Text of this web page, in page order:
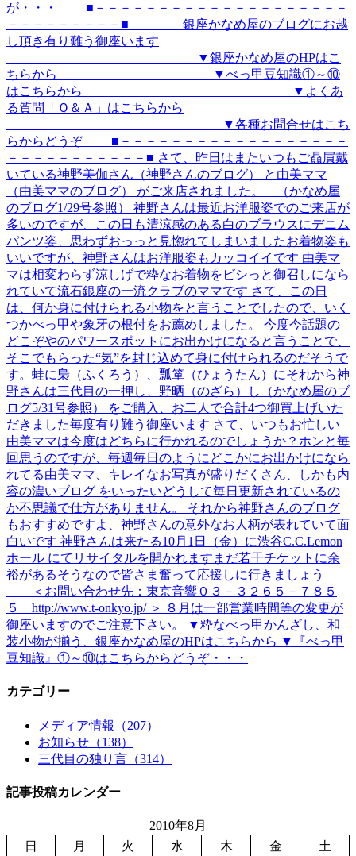
が・・・ ■－－－－－－－－－－－－－－－－－－－－
－－－－－－－－－■ 銀座かなめ屋のブログにお越
し頂き有り難う御座います
▼銀座かなめ屋のHPはこ
ちらから ▼べっ甲豆知識①～⑩
はこちらから ▼よくあ
る質問「Ｑ＆Ａ」はこちらから
▼各種お問合せはこち
らからどうぞ ■－－－－－－－－－－－－－－－－－－
－－－－－－－－－－－■ さて、昨日はまたいつもご贔屓戴
いている神野美伽さん（神野さんのブログ） と由美ママ
（由美ママのブログ） がご来店されました。 （かなめ屋
のブログ1/29号参照） 神野さんは最近お洋服姿でのご来店が
多いのですが、この日も清涼感のある白のブラウスにデニム
パンツ姿、思わずおっっと見惚れてしまいましたお着物姿も
いいですが、神野さんはお洋服姿もカッコイイです 由美マ
マは相変わらず涼しげで粋なお着物をビシっと御召しになら
れていて流石銀座の一流クラブのママです さて、この日
は、何か身に付けられる小物をと言うことでしたので、いく
つかべっ甲や象牙の根付をお薦めしました。 今度今話題の
どこぞやのパワースポットにお出かけになると言うことで、
そこでもらった“気”を封じ込めて身に付けられるのだそうで
す。蛙に梟（ふくろう）、瓢箪（ひょうたん）にそれから神
野さんは三代目の一押し、野晒（のざら）し（かなめ屋のブ
ログ5/31号参照） をご購入、お二人で合計4つ御買上げいた
だきました毎度有り難う御座います さて、いつもお忙しい
由美ママは今度はどちらに行かれるのでしょうか？ホンと毎
回思うのですが、毎週毎日のようにどこかにお出かけになら
れてる由美ママ、キレイなお写真が盛りだくさん、しかも内
容の濃いブログ をいったいどうして毎日更新されているの
か不思議で仕方がありません。 それから神野さんのブログ
もおすすめですよ、神野さんの意外なお人柄が表れていて面
白いです 神野さんは来たる10月1日（金）に渋谷C.C.Lemon
ホール にてリサイタルを開かれますまだ若干チケットに余
裕があるそうなので皆さま奮って応援しに行きましょう
＜お問い合わせ先：東京音響０３－３２６５－７８５
５ http://www.t-onkyo.jp/ ＞ ８月は一部営業時間等の変更が
御座いますのでご注意下さい。 ▼粋なべっ甲かんざし、和
装小物が揃う、銀座かなめ屋のHPはこちらから ▼『べっ甲
豆知識』①～⑩はこちらからどうぞ・・・
カテゴリー
メディア情報（207）
お知らせ（138）
三代目の独り言（314）
記事投稿カレンダー
2010年8月
日
月 火 水 木 金
土